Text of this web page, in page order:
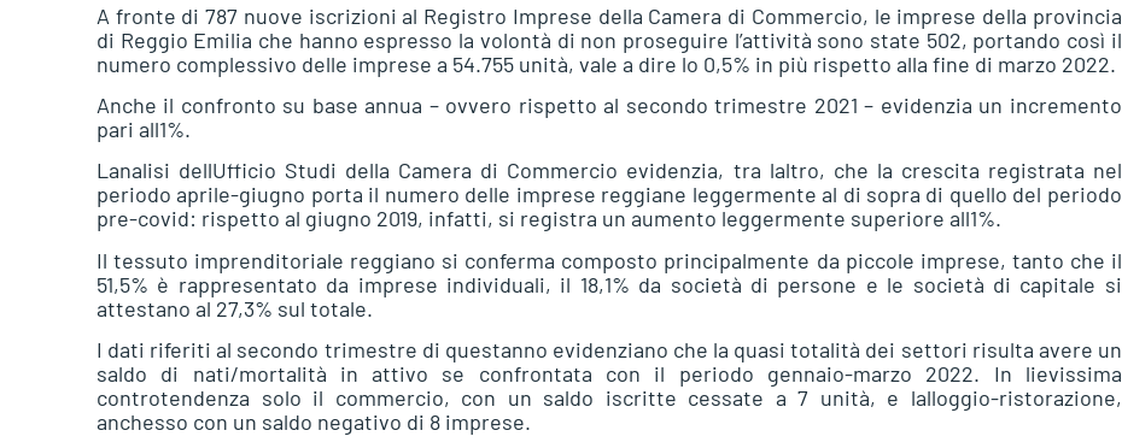
A fronte di 787 nuove iscrizioni al Registro Imprese della Camera di Commercio, le imprese della provincia
di Reggio Emilia che hanno espresso la volontà di non proseguire l’attività sono state 502, portando così il
numero complessivo delle imprese a 54.755 unità, vale a dire lo 0,5% in più rispetto alla fine di marzo 2022.
Anche il confronto su base annua – ovvero rispetto al secondo trimestre 2021 – evidenzia un incremento
pari all1%.
Lanalisi dellUfficio Studi della Camera di Commercio evidenzia, tra laltro, che la crescita registrata nel
periodo aprile-giugno porta il numero delle imprese reggiane leggermente al di sopra di quello del periodo
pre-covid: rispetto al giugno 2019, infatti, si registra un aumento leggermente superiore all1%.
Il tessuto imprenditoriale reggiano si conferma composto principalmente da piccole imprese, tanto che il
51,5% è rappresentato da imprese individuali, il 18,1% da società di persone e le società di capitale si
attestano al 27,3% sul totale.
I dati riferiti al secondo trimestre di questanno evidenziano che la quasi totalità dei settori risulta avere un
saldo di nati/mortalità in attivo se confrontata con il periodo gennaio-marzo 2022. In lievissima
controtendenza solo il commercio, con un saldo iscritte cessate a 7 unità, e lalloggio-ristorazione,
anchesso con un saldo negativo di 8 imprese.